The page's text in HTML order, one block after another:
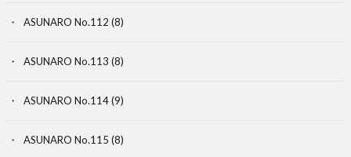
ASUNARO No.112 (8)
ASUNARO No.113 (8)
ASUNARO No.114(9)
ASUNARO No.115 (8)